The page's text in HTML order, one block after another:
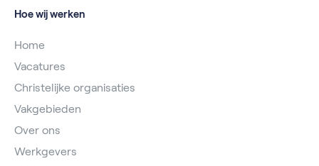
Hoe wij werken
Home
Vacatures
Christelijke organisaties
Vakgebieden
Over ons
Werkgevers